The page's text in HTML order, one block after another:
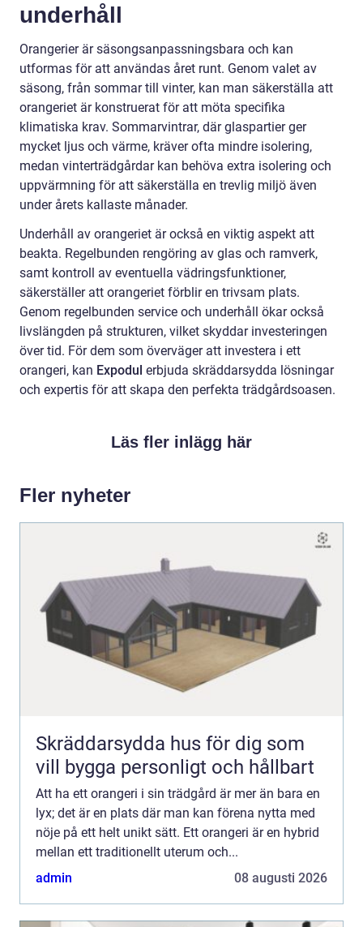
underhåll
Orangerier är säsongsanpassningsbara och kan
utformas för att användas året runt. Genom valet av
säsong, från sommar till vinter, kan man säkerställa att
orangeriet är konstruerat för att möta specifika
klimatiska krav. Sommarvintrar, där glaspartier ger
mycket ljus och värme, kräver ofta mindre isolering,
medan vinterträdgårdar kan behöva extra isolering och
uppvärmning för att säkerställa en trevlig miljö även
under årets kallaste månader.
Underhåll av orangeriet är också en viktig aspekt att
beakta. Regelbunden rengöring av glas och ramverk,
samt kontroll av eventuella vädringsfunktioner,
säkerställer att orangeriet förblir en trivsam plats.
Genom regelbunden service och underhåll ökar också
livslängden på strukturen, vilket skyddar investeringen
över tid. För dem som överväger att investera i ett
orangeri, kan Expodul erbjuda skräddarsydda lösningar
och expertis för att skapa den perfekta trädgårdsoasen.
Läs fler inlägg här
Fler nyheter
Skräddarsydda hus för dig som
vill bygga personligt och hållbart
Att ha ett orangeri i sin trädgård är mer än bara en
lyx; det är en plats där man kan förena nytta med
nöje på ett helt unikt sätt. Ett orangeri är en hybrid
mellan ett traditionellt uterum och...
admin
08 augusti 2026